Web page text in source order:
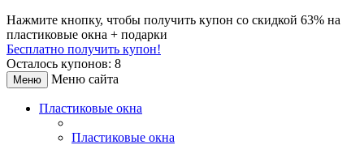
Нажмите кнопку, чтобы получить купон со скидкой 63% на
пластиковые окна + подарки
Бесплатно получить купон!
Осталось купонов: 8
Меню Меню сайта
Пластиковые окна
Пластиковые окна